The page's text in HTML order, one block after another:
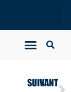
SUIVANT